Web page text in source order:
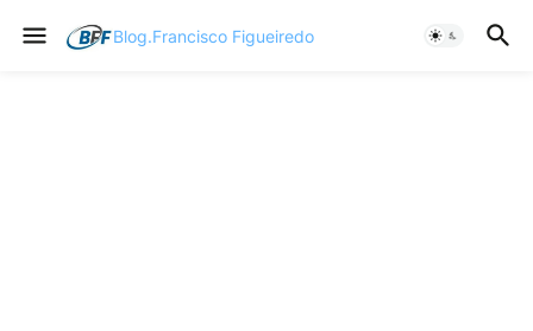
Blog.Francisco Figueiredo